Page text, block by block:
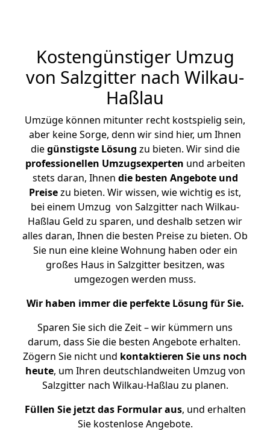
Kostengünstiger Umzug
von Salzgitter nach Wilkau-
Haßlau
Umzüge können mitunter recht kostspielig sein,
aber keine Sorge, denn wir sind hier, um Ihnen
diegünstigste Lösung zu bieten. Wir sind die
professionellen Umzugsexperten und arbeiten
stets daran, Ihnen die besten Angebote und
Preisezu bieten. Wir wissen, wie wichtig es ist,
bei einem Umzug von Salzgitter nach Wilkau-
Haßlau Geld zu sparen, und deshalb setzen wir
alles daran, Ihnen die besten Preise zu bieten. Ob
Sie nun eine kleine Wohnung haben oder ein
großes Haus in Salzgitter besitzen, was
umgezogen werden muss.
Wir haben immer die perfekte Lösung für Sie.
Sparen Sie sich die Zeit – wir kümmern uns
darum, dass Sie die besten Angebote erhalten.
Zögern Sie nicht und kontaktieren Sie uns noch
heute, um Ihren deutschlandweiten Umzug von
Salzgitter nach Wilkau-Haßlau zu planen.
Füllen Sie jetzt das Formular aus, und erhalten
Sie kostenlose Angebote.